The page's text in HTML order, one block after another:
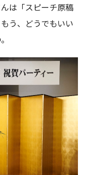
は「スピーチ原稿
う、どうでもいい